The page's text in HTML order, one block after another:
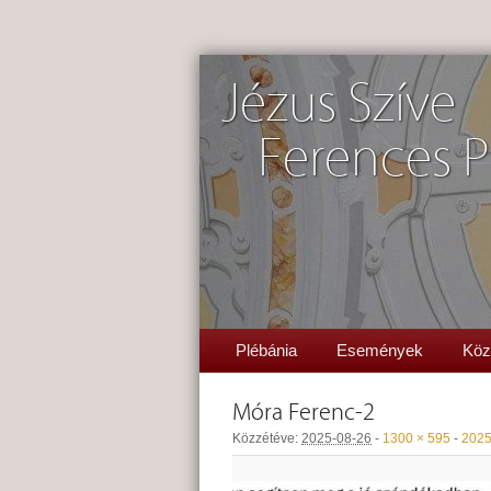
Jézus Szíve
Ferences
Plébánia Események
Móra Ferenc-2
Közzétéve: 2025-08-26 - 1300 × 595 -